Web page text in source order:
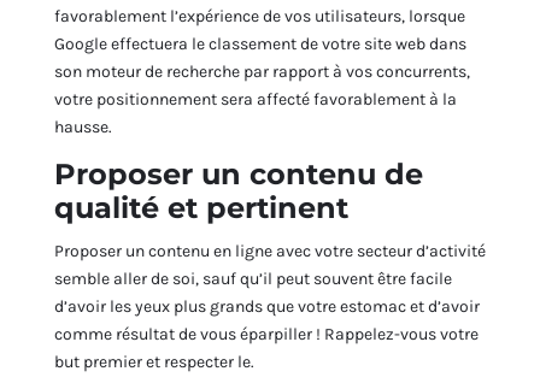
favorablement l’expérience de vos utilisateurs, lorsque
Google effectuera le classement de votre site web dans
son moteur de recherche par rapport à vos concurrents,
votre positionnement sera affecté favorablement à la
hausse.
Proposer un contenu de
qualité et pertinent
Proposer un contenu en ligne avec votre secteur d’activité
semble aller de soi, sauf qu’il peut souvent être facile
d’avoir les yeux plus grands que votre estomac et d’avoir
comme résultat de vous éparpiller ! Rappelez-vous votre
but premier et respecter le.